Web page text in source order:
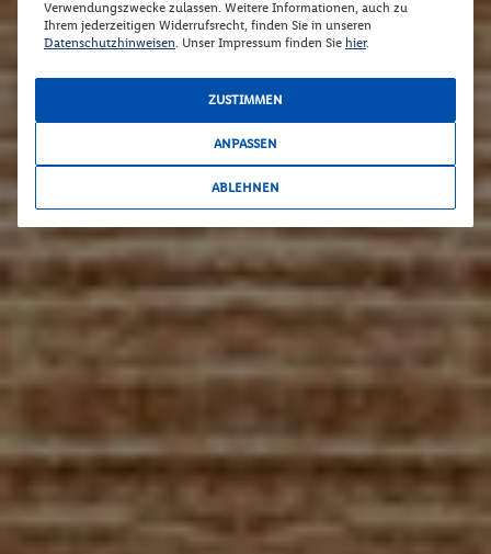
Verwendungszwecke zulassen. Weitere Informationen, auch zu
Ihrem jederzeitigen Widerrufsrecht, finden Sie in unseren
Datenschutzhinweisen. Unser Impressum finden Sie hier.
ZUSTIMMEN
ANPASSEN
ABLEHNEN